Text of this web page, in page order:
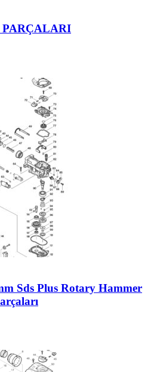
PARÇALARI
Sds Plus Rotary Hammer